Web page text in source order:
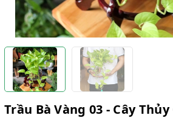
Trầu Bà Vàng 03 - Cây Thủy